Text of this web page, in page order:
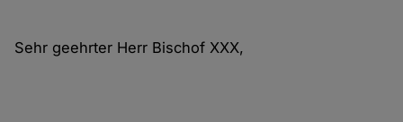
Sehr geehrter Herr Bischof XXX,